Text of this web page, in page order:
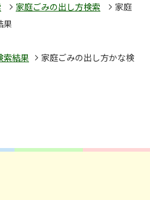
家庭ごみの出し方検索
家庭
果
索結果
家庭ごみの出し方かな検